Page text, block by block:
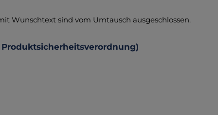
Wunschtext sind vom Umtausch ausgeschlossen.